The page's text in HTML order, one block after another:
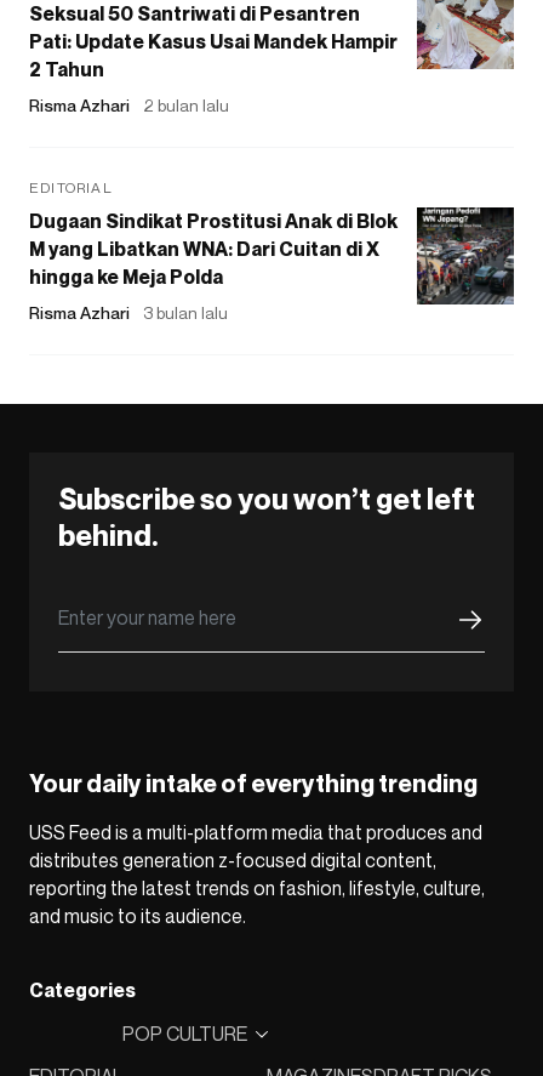
Seksual 50 Santriwati di Pesantren
Pati: Update Kasus Usai Mandek Hampir
2 Tahun
Risma Azhari 2 bulan lalu
EDITORIAL
Dugaan Sindikat Prostitusi Anak di Blok
M yang Libatkan WNA: Dari Cuitan di X
hingga ke Meja Polda
Risma Azhari 3 bulan lalu
Subscribe so you won’t get left
behind.
Your daily intake of everything trending
USS Feed is a multi-platform media that produces and
distributes generation z-focused digital content,
reporting the latest trends on fashion, lifestyle, culture,
and music to its audience.
Categories
POP CULTURE